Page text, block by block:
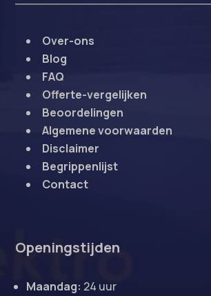
Over-ons
Blog
FAQ
Offerte-vergelijken
Beoordelingen
Algemene voorwaarden
Disclaimer
Begrippenlijst
Contact
Openingstijden
Maandag: 24 uur